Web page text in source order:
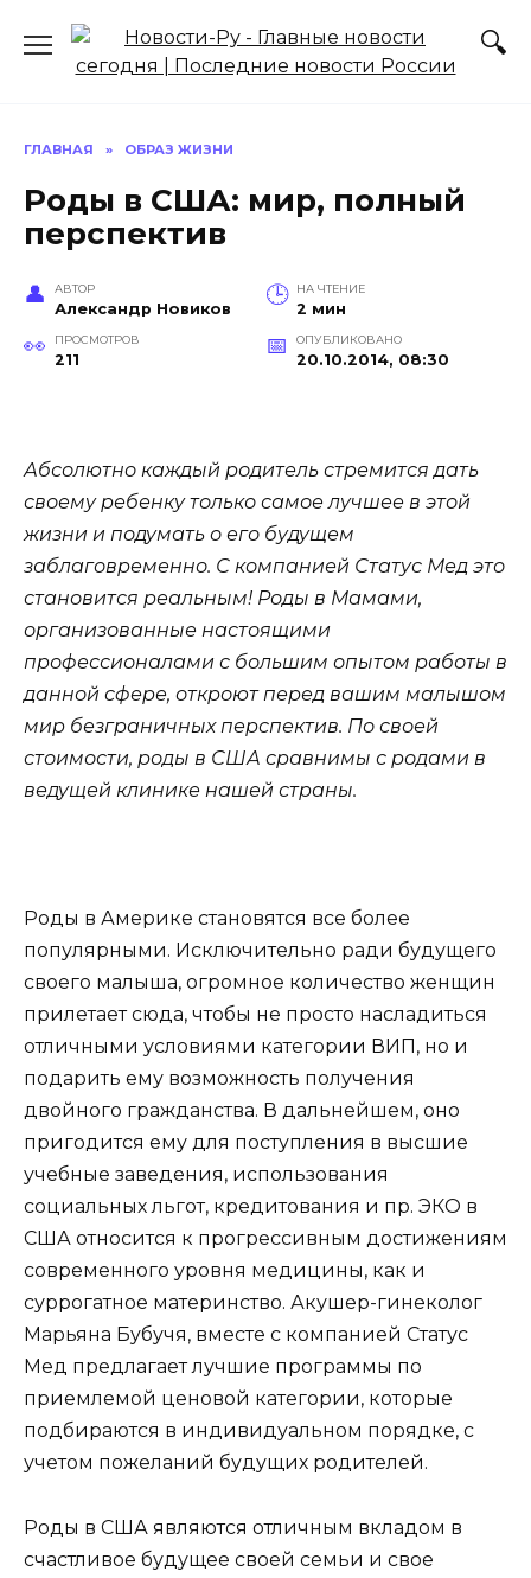
содержанию
ГЛАВНАЯ » ОБРАЗ ЖИЗНИ
Роды в США: мир, полный
перспектив
АВТОР
Александр Новиков
НА ЧТЕНИЕ
2 мин
ПРОСМОТРОВ
211
ОПУБЛИКОВАНО
20.10.2014, 08:30
Абсолютно каждый родитель стремится дать
своему ребенку только самое лучшее в этой
жизни и подумать о его будущем
заблаговременно. С компанией Статус Мед это
становится реальным! Роды в Мамами,
организованные настоящими
профессионалами с большим опытом работы в
данной сфере, откроют перед вашим малышом
мир безграничных перспектив. По своей
стоимости, роды в США сравнимы с родами в
ведущей клинике нашей страны.
Роды в Америке становятся все более
популярными. Исключительно ради будущего
своего малыша, огромное количество женщин
прилетает сюда, чтобы не просто насладиться
отличными условиями категории ВИП, но и
подарить ему возможность получения
двойного гражданства. В дальнейшем, оно
пригодится ему для поступления в высшие
учебные заведения, использования
социальных льгот, кредитования и пр. ЭКО в
США относится к прогрессивным достижениям
современного уровня медицины, как и
суррогатное материнство. Акушер-гинеколог
Марьяна Бубучя, вместе с компанией Статус
Мед предлагает лучшие программы по
приемлемой ценовой категории, которые
подбираются в индивидуальном порядке, с
учетом пожеланий будущих родителей.
Роды в США являются отличным вкладом в
счастливое будущее своей семьи и свое